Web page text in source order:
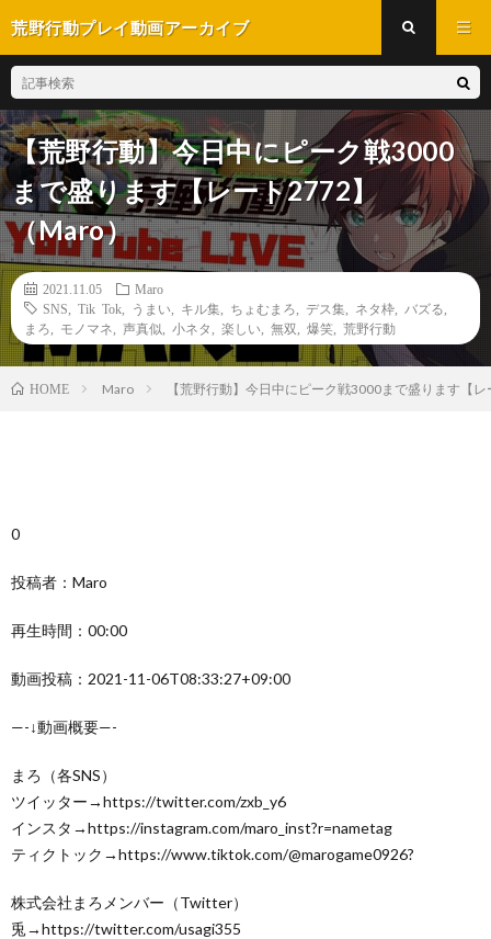
荒野行動プレイ動画アーカイブ
【荒野行動】今日中にピーク戦3000
まで盛ります【レート2772】
（Maro）
2021.11.05
Maro
SNS
Tik Tok うまい キル集 ちょむまろ デス集 ネタ枠 バズる
まろ
モノマネ 声真似 小ネタ 楽しい 無双 爆笑 荒野行動
HOME Maro 【荒野行動】今日中にピーク戦3000まで盛ります【
0
投稿者：Maro
再生時間：00:00
動画投稿：2021-11-06T08:33:27+09:00
—-↓動画概要—-
まろ（各SNS）
ツイッター→https://twitter.com/zxb_y6
インスタ→https://instagram.com/maro_inst?r=nametag
ティクトック→https://www.tiktok.com/@marogame0926?
株式会社まろメンバー（Twitter）
兎→https://twitter.com/usagi355